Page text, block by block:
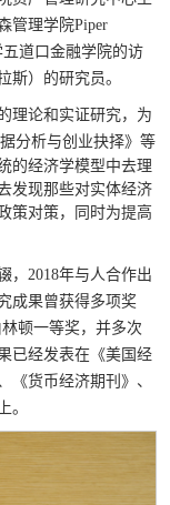
管理学院Piper
道口金融学院的访
斯）的研究员。
论和实证研究，为
分析与创业抉择》等
的经济学模型中去理
发现那些对实体经济
策对策，同时为提高
， 2018年与人合作出
成果曾获得多项奖
顿一等奖，并多次
已经发表在《美国经
《货币经济期刊》、
。